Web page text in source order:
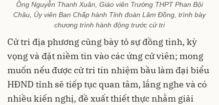
Ông Nguyễn Thanh Xuân, Giáo viên Trường THPT Phan Bội
Châu, Ủy viên Ban Chấp hành Tỉnh đoàn Lâm Đồng, trình bày
chương trình hành động trước cử tri
Cử tri địa phương cũng bày tỏ sự đồng tình, kỳ
vọng và đặt niềm tin vào các ứng cử viên; mong
muốn nếu được cử tri tín nhiệm bầu làm đại biểu
HĐND tỉnh sẽ tiếp tục quan tâm, lắng nghe và có
nhiều kiến nghị, đề xuất thiết thực nhằm giải